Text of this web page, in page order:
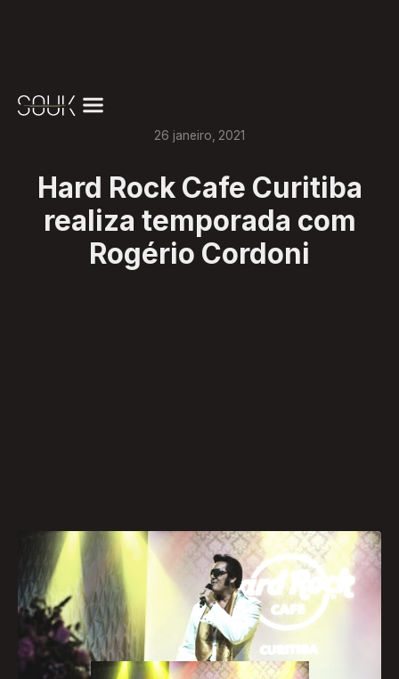
26 janeiro 2021
Hard Rock Cafe Curitiba
realiza temporada com
Rogério Cordoni
[caption id="attachment_654"
align="aligncenter" width="300"]